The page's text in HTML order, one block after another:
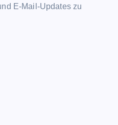
E-Mail-Updates zu